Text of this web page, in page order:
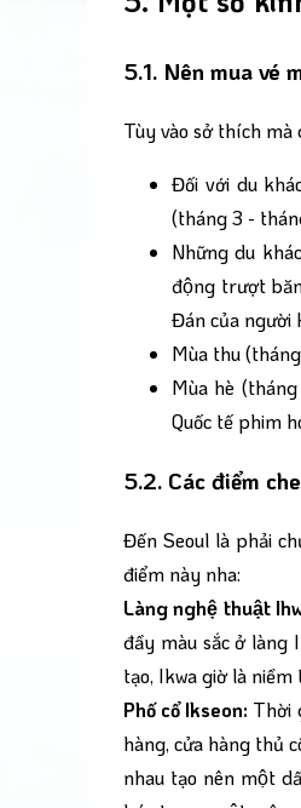
5.1. Nên mua vé
Tùy vào sở thích mà
Đối với du
(tháng 3 -
Những du
động trượt
Đán của người
Mùa thu
Mùa hè
Quốc tế phim
5.2. Các điểm
Đến Seoul là phải
điểm này nha:
Làng nghệ thuật
đầy màu sắc ở làng
tạo, Ikwa giờ là
Phố cổ Ikseon: Thời
hàng, cửa hàng thủ
nhau tạo nên một